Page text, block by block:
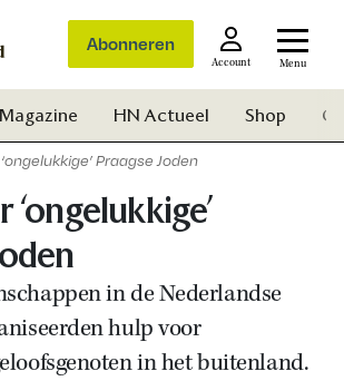
Abonneren
Account Menu
Magazine HN Actueel Shop
Praagse Joden
in de Nederlandse
hulp voor
in het buitenland.